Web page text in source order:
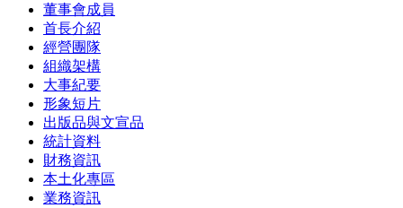
董事會成員
首長介紹
經營團隊
組織架構
大事紀要
形象短片
出版品與文宣品
統計資料
財務資訊
本土化專區
業務資訊